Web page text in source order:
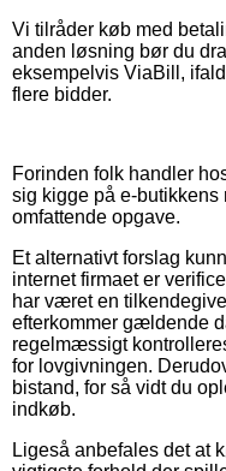
Vi tilråder køb med
anden løsning bør du
eksempelvis ViaBill,
flere bidder.
Forinden folk handler
sig kigge på e-butikkens
omfattende opgave.
Et alternativt forslag
internet firmaet er
har været en
efterkommer gældende
regelmæssigt
for lovgivningen.
bistand, for så vidt du
indkøb.
Ligeså anbefales det at